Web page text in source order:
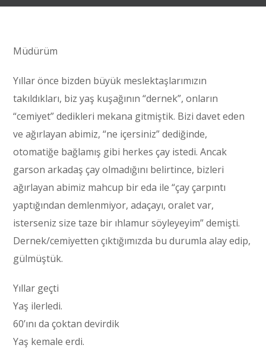
Müdürüm
Yıllar önce bizden büyük meslektaşlarımızın
takıldıkları, biz yaş kuşağının “dernek”, onların
“cemiyet” dedikleri mekana gitmiştik. Bizi davet eden
ve ağırlayan abimiz, “ne içersiniz” dediğinde,
otomatiğe bağlamış gibi herkes çay istedi. Ancak
garson arkadaş çay olmadığını belirtince, bizleri
ağırlayan abimiz mahcup bir eda ile “çay çarpıntı
yaptığından demlenmiyor, adaçayı, oralet var,
isterseniz size taze bir ıhlamur söyleyeyim” demişti.
Dernek/cemiyetten çıktığımızda bu durumla alay edip,
gülmüştük.
Yıllar geçti
Yaş ilerledi.
60’ını da çoktan devirdik
Yaş kemale erdi.